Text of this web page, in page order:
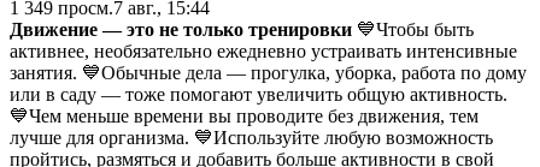
1 349 просм.7 авг., 15:44
Движение — это не только тренировки 💙Чтобы быть
активнее, необязательно ежедневно устраивать интенсивные
занятия. 💙Обычные дела — прогулка, уборка, работа по дому
или в саду — тоже помогают увеличить общую активность.
💙Чем меньше времени вы проводите без движения, тем
лучше для организма. 💙Используйте любую возможность
пройтись, размяться и добавить больше активности в свой